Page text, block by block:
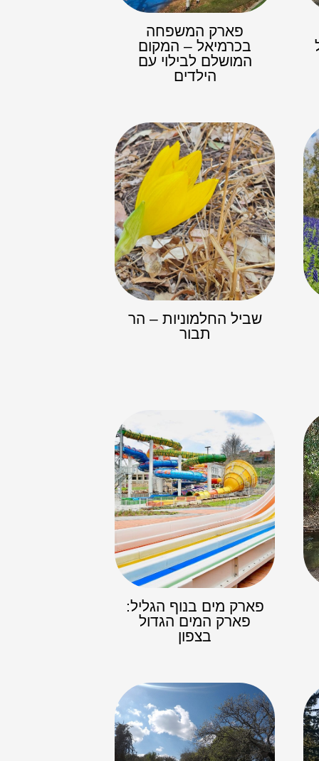
פארק המשפחה
בכרמיאל – המקום
המושלם לבילוי עם
הילדים
שביל החלמוניות – הר
תבור
פארק מים בנוף הגליל:
פארק המים הגדול
בצפון